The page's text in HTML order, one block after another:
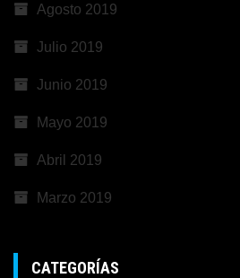
Agosto 2019
Julio 2019
Junio 2019
Mayo 2019
Abril 2019
Marzo 2019
CATEGORÍAS